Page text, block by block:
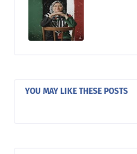
YOU MAY LIKE THESE POSTS